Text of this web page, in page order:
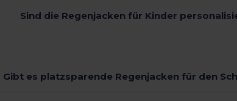
Sind die Regenjacken für Kinder
Gibt es platzsparende Regenjacken für den